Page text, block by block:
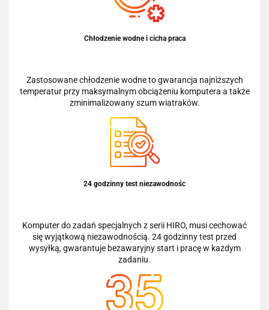
Chłodzenie wodne i cicha praca
Zastosowane chłodzenie wodne to gwarancja najniższych
temperatur przy maksymalnym obciążeniu komputera a także
zminimalizowany szum wiatraków.
24 godzinny test niezawodnośc
Komputer do zadań specjalnych z serii HIRO, musi cechować
się wyjątkową niezawodnością. 24 godzinny test przed
wysyłką, gwarantuje bezawaryjny start i pracę w każdym
zadaniu.